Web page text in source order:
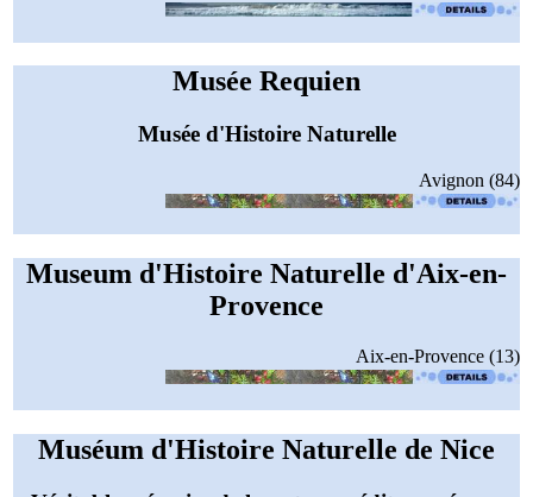
Musée Requien
Musée d'Histoire Naturelle
Avignon (84)
Museum d'Histoire Naturelle d'Aix-en-
Provence
Aix-en-Provence (13)
Muséum d'Histoire Naturelle de Nice